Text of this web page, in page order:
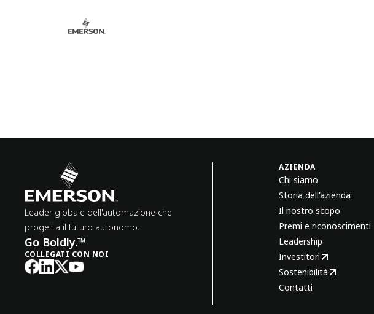
Leader globale dell'automazione che
progetta il futuro autonomo.
Go Boldly.™
COLLEGATI CON NOI
AZIENDA
Chi siamo
Storia dell'azienda
Il nostro scopo
Premi e riconoscimenti
Leadership
Investitori
Sostenibilità
Contatti